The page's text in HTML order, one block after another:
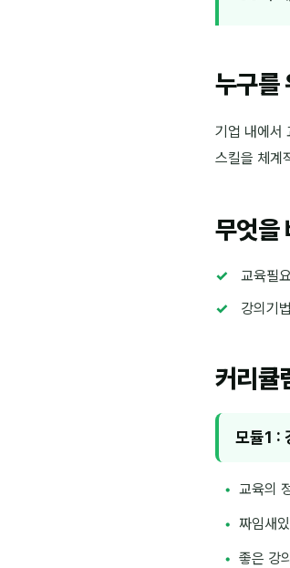
누구를
기업 내에서
스킬을 체계
무엇을
교육필
강의기
커리큘
모듈1 :
교육의
짜임새
좋은 강